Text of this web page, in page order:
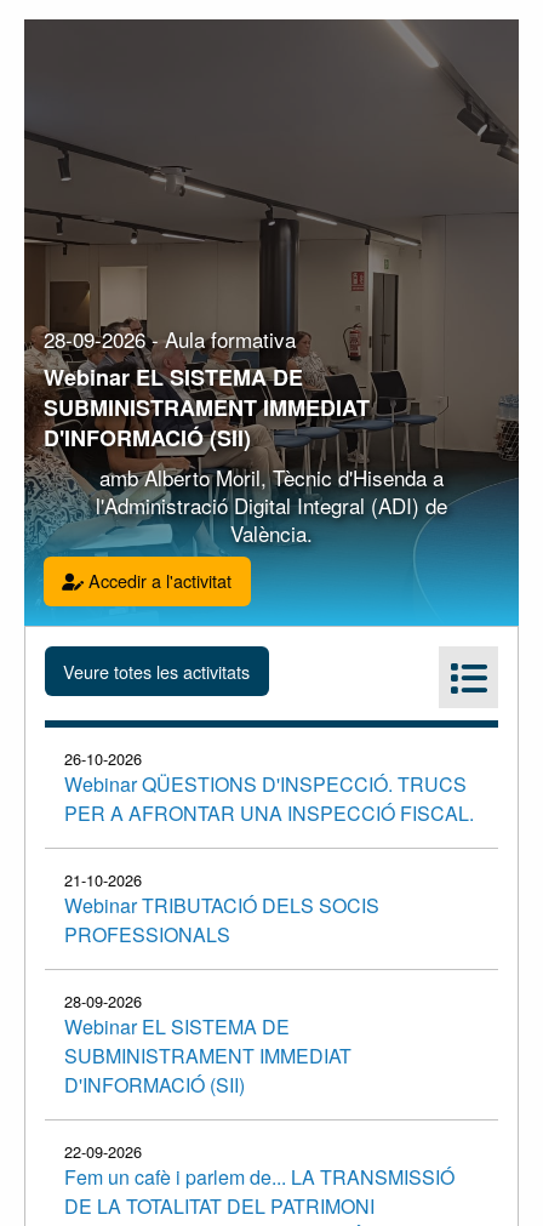
28-09-2026 - Aula formativa
Webinar EL SISTEMA DE
SUBMINISTRAMENT IMMEDIAT
D'INFORMACIÓ (SII)
amb Alberto Moril, Tècnic d'Hisenda a
l'Administració Digital Integral (ADI) de
València.
Accedir a l'activitat
26-10-2026
Webinar QÜESTIONS D'INSPECCIÓ. TRUCS
PER A AFRONTAR UNA INSPECCIÓ FISCAL.
21-10-2026
Webinar TRIBUTACIÓ DELS SOCIS
PROFESSIONALS
28-09-2026
Webinar EL SISTEMA DE
SUBMINISTRAMENT IMMEDIAT
D'INFORMACIÓ (SII)
22-09-2026
Fem un cafè i parlem de... LA TRANSMISSIÓ
DE LA TOTALITAT DEL PATRIMONI